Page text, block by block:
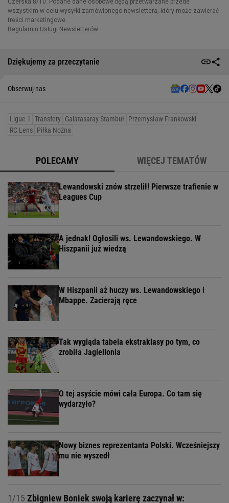
Dziękujemy za przeczytanie
Obserwuj nas
Ligue 1 Transfery Galatasaray Stambuł
Przemysław Frankowski
RC Lens Piłka Nożna
POLECAMY WIĘCEJ TEMATÓW
Lewandowski znów strzelił! Pierwsze trafienie w
Leagues Cup
A jednak! Ogłosili ws. Lewandowskiego. W
Hiszpanii już wiedzą
W Hiszpanii aż huczy ws. Lewandowskiego i
Mbappe. Zacierają ręce
Tak wygląda tabela ekstraklasy po tym, co
zrobiła Jagiellonia
O tej asyście mówi cała Europa. Co tam się
wydarzyło?
Nowy biznes reprezentanta Polski. Wcześniejszy
mu nie wyszedł
1/15 Zbigniew Boniek swoją karierę zaczynał w: